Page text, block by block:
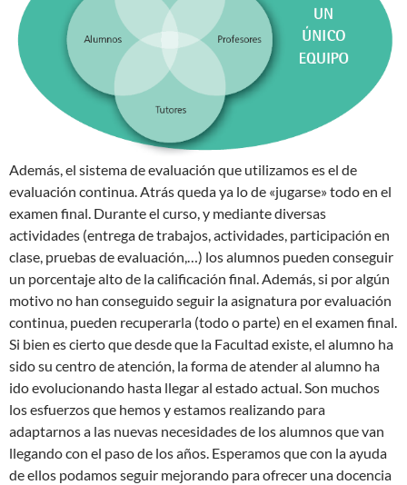
Además, el sistema de evaluación que utilizamos es el de
evaluación continua. Atrás queda ya lo de «jugarse» todo en el
examen final. Durante el curso, y mediante diversas
actividades (entrega de trabajos, actividades, participación en
clase, pruebas de evaluación,…) los alumnos pueden conseguir
un porcentaje alto de la calificación final. Además, si por algún
motivo no han conseguido seguir la asignatura por evaluación
continua, pueden recuperarla (todo o parte) en el examen final.
Si bien es cierto que desde que la Facultad existe, el alumno ha
sido su centro de atención, la forma de atender al alumno ha
ido evolucionando hasta llegar al estado actual. Son muchos
los esfuerzos que hemos y estamos realizando para
adaptarnos a las nuevas necesidades de los alumnos que van
llegando con el paso de los años. Esperamos que con la ayuda
de ellos podamos seguir mejorando para ofrecer una docencia